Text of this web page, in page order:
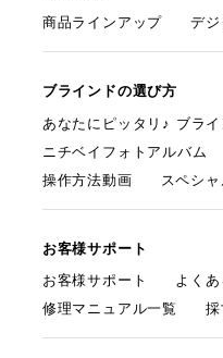
商品ラインアップ
デジ
ブラインドの選び方
あなたにピッタリ♪ ブラ
ニチベイフォトアルバム
操作方法動画
スペシ
お客様サポート
お客様サポート
よくあ
修理マニュアル一覧
採